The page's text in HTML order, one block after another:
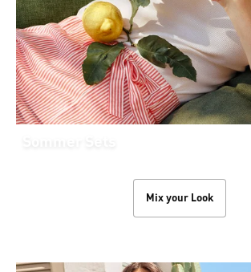
Mix your Look